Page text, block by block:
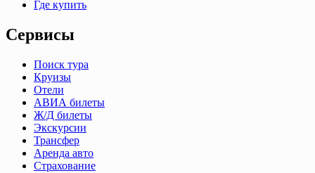
Где купить
Сервисы
Поиск тура
Круизы
Отели
АВИА билеты
Ж/Д билеты
Экскурсии
Трансфер
Аренда авто
Страхование